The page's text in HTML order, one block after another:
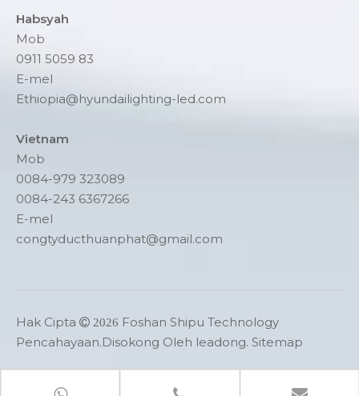
Habsyah
Mob
0911 5059 83
E-mel
Ethiopia@hyundailighting-led.com
Vietnam
Mob
0084-979 323089
0084-243 6367266
E-mel
congtyducthuanphat@gmail.com
Hak Cipta  2026 Foshan Shipu Technology
Pencahayaan.Disokong Oleh leadong. Sitemap